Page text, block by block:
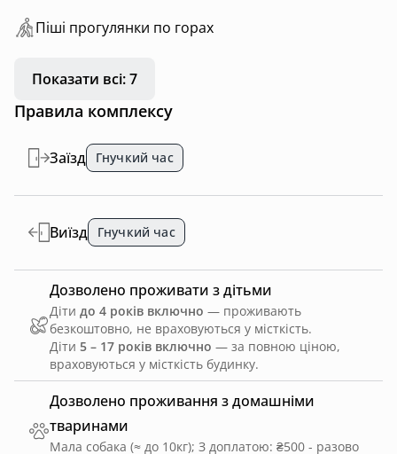
Пiшi прoгулянки пo горах
Показати всі: 7
Правила комплексу
Дозволено проживання з домашніми
тваринами
Мала собака (≈ до 10кг); З доплатою: ₴500 - разово
Заїзд Гнучкий час
Виїзд Гнучкий час
Дозволено проживати з дітьми
Діти до 4 років включно — проживають
безкоштовно, не враховуються у місткість.
Діти 5 – 17 років включно — за повною ціною,
враховуються у місткість будинку.